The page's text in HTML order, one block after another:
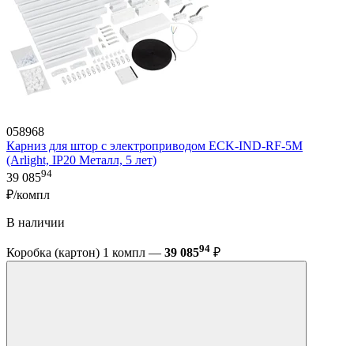
058968
Карниз для штор с электроприводом ECK-IND-RF-5M
(Arlight, IP20 Металл, 5 лет)
39 08594
₽/компл
В наличии
Коробка (картон) 1 компл — 39 08594 ₽